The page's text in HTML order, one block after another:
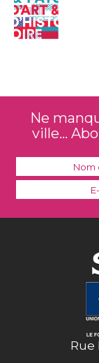
Ne
ville...
Rue